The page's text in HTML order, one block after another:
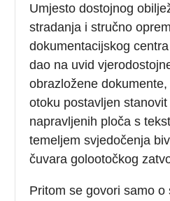
Umjesto dostojnog
stradanja i stručno
dokumentacijskog
dao na uvid
obrazložene
otoku postavljen
napravljenih ploča s
temeljem svjedočenja
čuvara golootočkog
Pritom se govori samo